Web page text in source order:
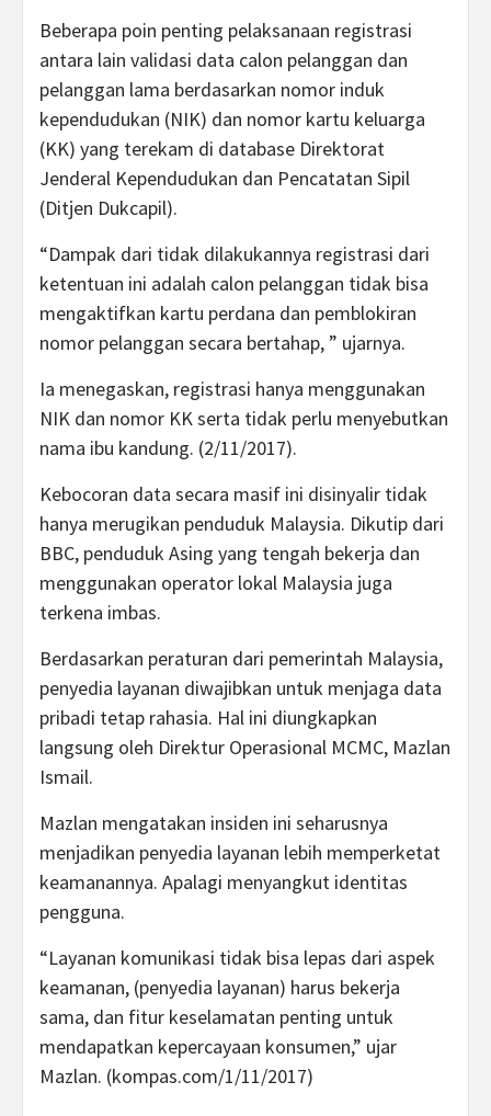
Beberapa poin penting pelaksanaan registrasi
antara lain validasi data calon pelanggan dan
pelanggan lama berdasarkan nomor induk
kependudukan (NIK) dan nomor kartu keluarga
(KK) yang terekam di database Direktorat
Jenderal Kependudukan dan Pencatatan Sipil
(Ditjen Dukcapil).
“Dampak dari tidak dilakukannya registrasi dari
ketentuan ini adalah calon pelanggan tidak bisa
mengaktifkan kartu perdana dan pemblokiran
nomor pelanggan secara bertahap, ” ujarnya.
Ia menegaskan, registrasi hanya menggunakan
NIK dan nomor KK serta tidak perlu menyebutkan
nama ibu kandung. (2/11/2017).
Kebocoran data secara masif ini disinyalir tidak
hanya merugikan penduduk Malaysia. Dikutip dari
BBC, penduduk Asing yang tengah bekerja dan
menggunakan operator lokal Malaysia juga
terkena imbas.
Berdasarkan peraturan dari pemerintah Malaysia,
penyedia layanan diwajibkan untuk menjaga data
pribadi tetap rahasia. Hal ini diungkapkan
langsung oleh Direktur Operasional MCMC, Mazlan
Ismail.
Mazlan mengatakan insiden ini seharusnya
menjadikan penyedia layanan lebih memperketat
keamanannya. Apalagi menyangkut identitas
pengguna.
“Layanan komunikasi tidak bisa lepas dari aspek
keamanan, (penyedia layanan) harus bekerja
sama, dan fitur keselamatan penting untuk
mendapatkan kepercayaan konsumen,” ujar
Mazlan. (kompas.com/1/11/2017)